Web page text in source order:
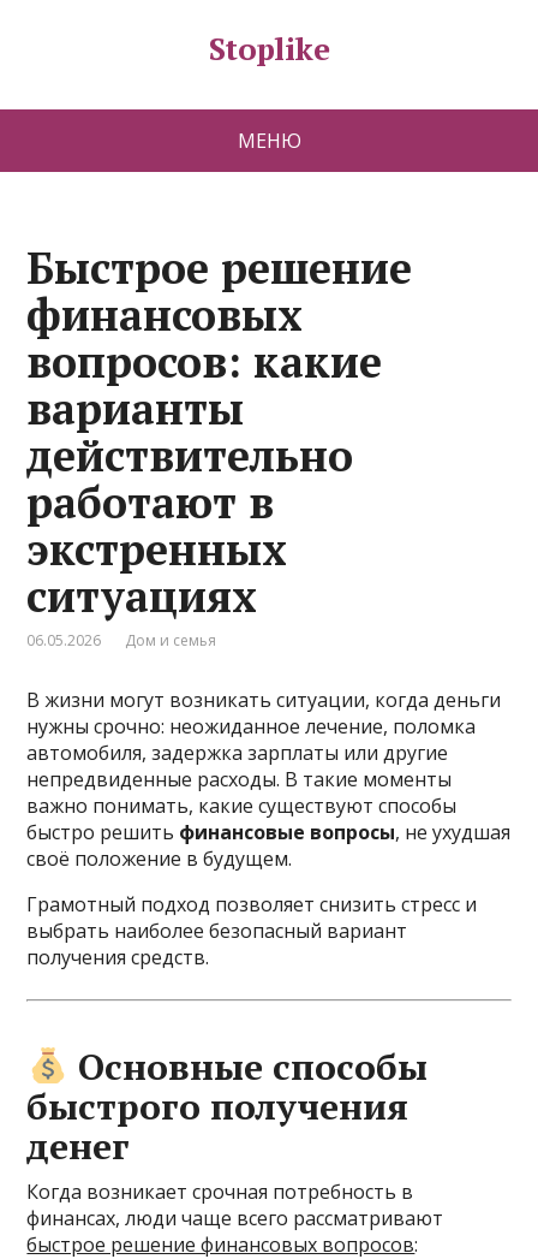
Stoplike
МЕНЮ
Быстрое решение
финансовых
вопросов: какие
варианты
действительно
работают в
экстренных
ситуациях
06.05.2026 Дом и семья
В жизни могут возникать ситуации, когда деньги
нужны срочно: неожиданное лечение, поломка
автомобиля, задержка зарплаты или другие
непредвиденные расходы. В такие моменты
важно понимать, какие существуют способы
быстро решить финансовые вопросы, не ухудшая
своё положение в будущем.
Грамотный подход позволяет снизить стресс и
выбрать наиболее безопасный вариант
получения средств.
Основные способы
быстрого получения
денег
Когда возникает срочная потребность в
финансах, люди чаще всего рассматривают
быстрое решение финансовых вопросов: